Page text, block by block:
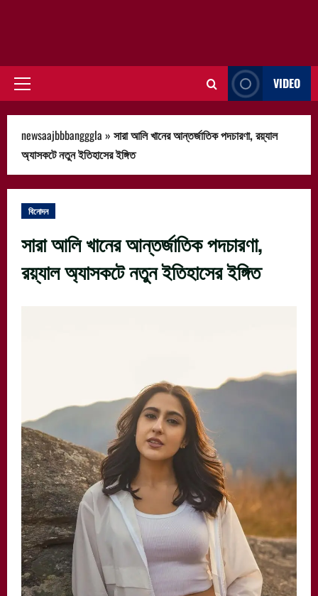
Primary
VIDEO
newsaajbbbangggla » সারা আলি খানের আন্তর্জাতিক পদচারণা, রয়্যাল
অ্যাসকটে নতুন ইতিহাসের ইঙ্গিত
বিনোদন
সারা আলি খানের আন্তর্জাতিক পদচারণা,
রয়্যাল অ্যাসকটে নতুন ইতিহাসের ইঙ্গিত